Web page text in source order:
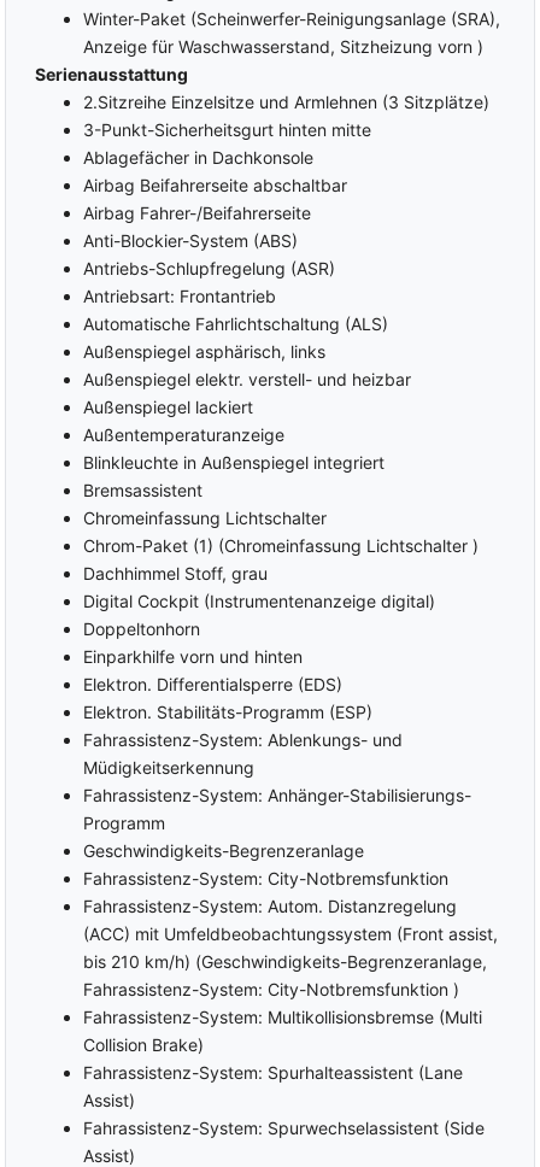
Winter-Paket (Scheinwerfer-Reinigungsanlage (SRA),
Anzeige für Waschwasserstand, Sitzheizung vorn )
Serienausstattung
2.Sitzreihe Einzelsitze und Armlehnen (3 Sitzplätze)
3-Punkt-Sicherheitsgurt hinten mitte
Ablagefächer in Dachkonsole
Airbag Beifahrerseite abschaltbar
Airbag Fahrer-/Beifahrerseite
Anti-Blockier-System (ABS)
Antriebs-Schlupfregelung (ASR)
Antriebsart: Frontantrieb
Automatische Fahrlichtschaltung (ALS)
Außenspiegel asphärisch, links
Außenspiegel elektr. verstell- und heizbar
Außenspiegel lackiert
Außentemperaturanzeige
Blinkleuchte in Außenspiegel integriert
Bremsassistent
Chromeinfassung Lichtschalter
Chrom-Paket (1) (Chromeinfassung Lichtschalter )
Dachhimmel Stoff, grau
Digital Cockpit (Instrumentenanzeige digital)
Doppeltonhorn
Einparkhilfe vorn und hinten
Elektron. Differentialsperre (EDS)
Elektron. Stabilitäts-Programm (ESP)
Fahrassistenz-System: Ablenkungs- und
Müdigkeitserkennung
Fahrassistenz-System: Anhänger-Stabilisierungs-
Programm
Geschwindigkeits-Begrenzeranlage
Fahrassistenz-System: City-Notbremsfunktion
Fahrassistenz-System: Autom. Distanzregelung
(ACC) mit Umfeldbeobachtungssystem (Front assist,
bis 210 km/h) (Geschwindigkeits-Begrenzeranlage,
Fahrassistenz-System: City-Notbremsfunktion )
Fahrassistenz-System: Multikollisionsbremse (Multi
Collision Brake)
Fahrassistenz-System: Spurhalteassistent (Lane
Assist)
Fahrassistenz-System: Spurwechselassistent (Side
Assist)